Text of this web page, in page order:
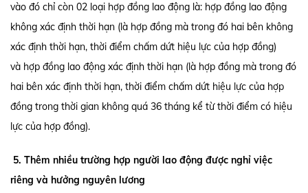
vào đó chỉ còn 02 loại hợp đồng lao động là: hợp đồng lao động
không xác định thời hạn (là hợp đồng mà trong đó hai bên không
xác định thời hạn, thời điểm chấm dứt hiệu lực của hợp đồng)
và hợp đồng lao động xác định thời hạn (là hợp đồng mà trong đó
hai bên xác định thời hạn, thời điểm chấm dứt hiệu lực của hợp
đồng trong thời gian không quá 36 tháng kể từ thời điểm có hiệu
lực của hợp đồng).
5. Thêm nhiều trường hợp người lao động được nghỉ việc
riêng và hưởng nguyên lương